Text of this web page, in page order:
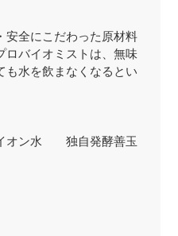
安全にこだわった原材料
ロバイオミストは、無味
も水を飲まなくなるとい
オン水 独自発酵善玉